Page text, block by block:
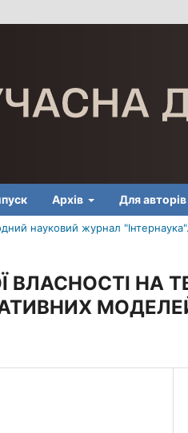
Архів Для авторів
науковий журнал
ВЛАСНОСТІ НА